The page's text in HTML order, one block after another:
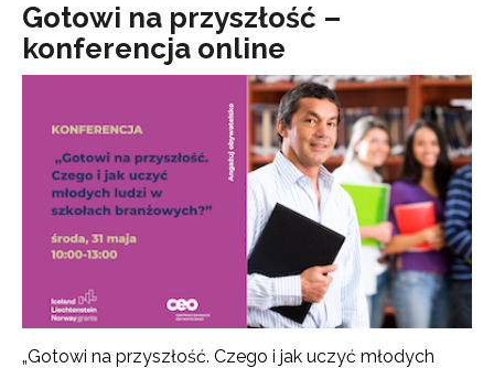
Gotowi na przyszłość –
konferencja online
„Gotowi na przyszłość. Czego i jak uczyć młodych